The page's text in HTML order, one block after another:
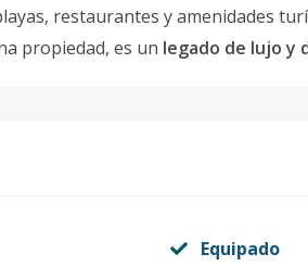
restaurantes y amenidades
propiedad, es un legado de lujo y
Equipado